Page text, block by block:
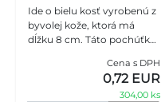
Ide o bielu kosť vyrobenú z
byvolej kože, ktorá má
dĺžku 8 cm. Táto pochúťka
prírodná a pomáha čistiť
zuby psíka. Ak máte dom
Cena s DPH
0,72 EUR
304,00 ks